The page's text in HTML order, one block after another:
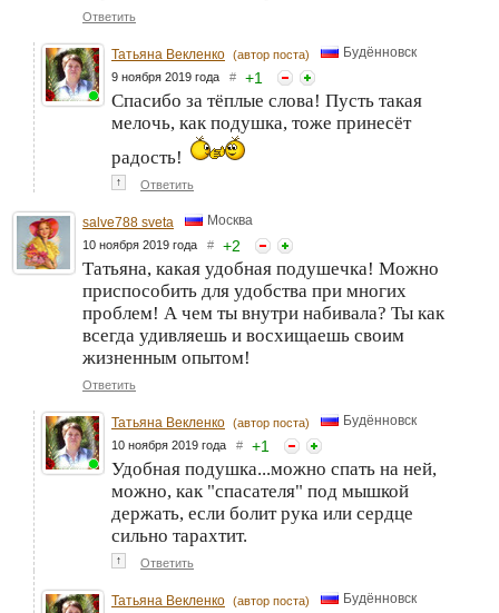
Ответить
Татьяна Векленко (автор поста) Будённовск
9 ноября 2019 года # +1
Спасибо за тёплые слова! Пусть такая
мелочь, как подушка, тоже принесёт
радость!
↑ Ответить
salve788 sveta Москва
10 ноября 2019 года # +2
Татьяна, какая удобная подушечка! Можно
приспособить для удобства при многих
проблем! А чем ты внутри набивала? Ты как
всегда удивляешь и восхищаешь своим
жизненным опытом!
Ответить
Татьяна Векленко (автор поста) Будённовск
10 ноября 2019 года # +1
Удобная подушка...можно спать на ней,
можно, как "спасателя" под мышкой
держать, если болит рука или сердце
сильно тарахтит.
↑ Ответить
Татьяна Векленко (автор поста) Будённовск